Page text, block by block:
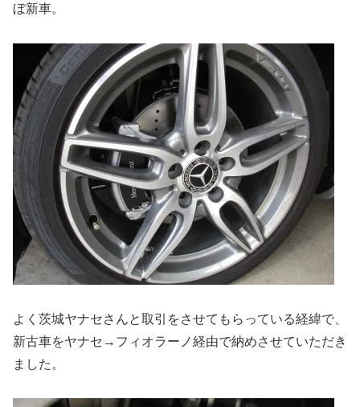
ぼ新車。
よく茨城ヤナセさんと取引をさせてもらっている経緯で、
新古車をヤナセ→フィオラーノ経由で納めさせていただき
ました。